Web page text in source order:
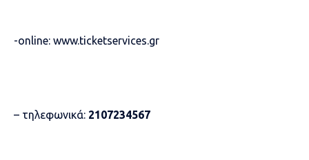
-online: www.ticketservices.gr
– τηλεφωνικά: 2107234567